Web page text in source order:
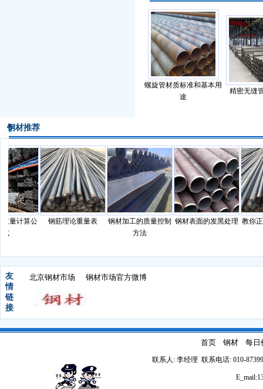
螺旋管材质标准和基本用
途
精密无缝
钢材推荐
量计算公
钢筋理论重量表
钢材加工的质量控制
方法
钢材表面的发黑处理 教你正
友
情
链
接
北京钢材市场 钢材市场官方微博
首页 钢材 每日
联系人: 李经理 联系电话: 010-